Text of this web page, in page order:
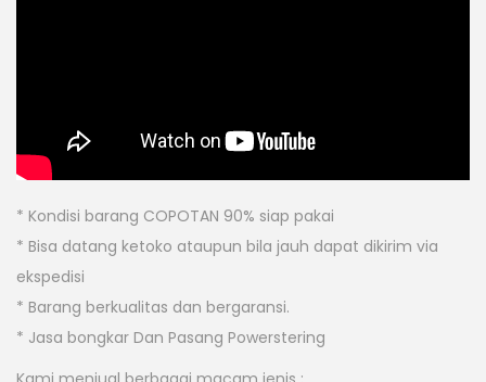
* Kondisi barang COPOTAN 90% siap pakai
* Bisa datang ketoko ataupun bila jauh dapat dikirim via
ekspedisi
* Barang berkualitas dan bergaransi.
* Jasa bongkar Dan Pasang Powerstering